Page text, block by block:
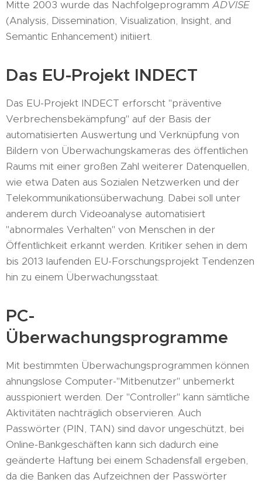
Mitte 2003 wurde das Nachfolgeprogramm ADVISE
(Analysis, Dissemination, Visualization, Insight, and
Semantic Enhancement) initiiert.
Das EU-Projekt INDECT
Das EU-Projekt INDECT erforscht "präventive
Verbrechensbekämpfung" auf der Basis der
automatisierten Auswertung und Verknüpfung von
Bildern von Überwachungskameras des öffentlichen
Raums mit einer großen Zahl weiterer Datenquellen,
wie etwa Daten aus Sozialen Netzwerken und der
Telekommunikationsüberwachung. Dabei soll unter
anderem durch Videoanalyse automatisiert
"abnormales Verhalten" von Menschen in der
Öffentlichkeit erkannt werden. Kritiker sehen in dem
bis 2013 laufenden EU-Forschungsprojekt Tendenzen
hin zu einem Überwachungsstaat.
PC-
Überwachungsprogramme
Mit bestimmten Überwachungsprogrammen können
ahnungslose Computer-"Mitbenutzer" unbemerkt
ausspioniert werden. Der "Controller" kann sämtliche
Aktivitäten nachträglich observieren. Auch
Passwörter (PIN, TAN) sind davor ungeschützt, bei
Online-Bankgeschäften kann sich dadurch eine
geänderte Haftung bei einem Schadensfall ergeben,
da die Banken das Aufzeichnen der Passwörter